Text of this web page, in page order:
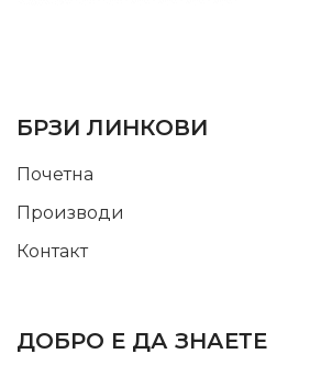
БРЗИ ЛИНКОВИ
Почетна
Производи
Контакт
ДОБРО Е ДА ЗНАЕТЕ